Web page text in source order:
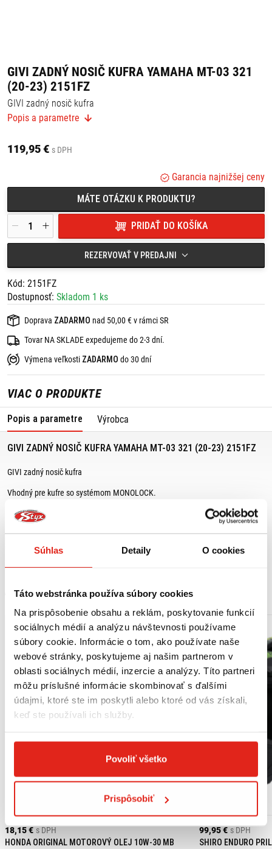
Súhlas Detaily O cookies
Táto webstránka používa súbory cookies
Na prispôsobenie obsahu a reklám, poskytovanie funkcií
sociálnych médií a analýzu návštevnosti používame
súbory cookie. Informácie o tom, ako používate naše
webové stránky, poskytujeme aj našim partnerom v
oblasti sociálnych médií, inzercie a analýzy. Títo partneri
môžu príslušné informácie skombinovať s ďalšími
údajmi, ktoré ste im poskytli alebo ktoré od vás získali,
keď ste používali ich služby.
Povoliť všetko
Prispôsobiť
GIVI ZADNÝ NOSIČ KUFRA YAMAHA MT-03 321
(20-23) 2151FZ
GIVI zadný nosič kufra
Vhodný pre kufre so systémom MONOLOCK.
Vhodné pre:
Popis a parametre
119,95 € s DPH
Garancia najnižšej ceny
MÁTE OTÁZKU K PRODUKTU?
PRIDAŤ DO KOŠÍKA
REZERVOVAŤ V PREDAJNI
Kód: 2151FZ
Dostupnosť: Skladom 1 ks
Doprava ZADARMO nad 50,00 € v rámci SR
Tovar NA SKLADE expedujeme do 2-3 dní.
Výmena veľkosti ZADARMO do 30 dní
VIAC O PRODUKTE
Popis a parametre Výrobca
GIVI ZADNÝ NOSIČ KUFRA YAMAHA MT-03 321 (20-23) 2151FZ
GIVI zadný nosič kufra
Vhodný pre kufre so systémom MONOLOCK.
Vhodné pre:
Yamaha MT-03 321 (20-23)
MOHLO BY SA VÁM PÁČIŤ
18,15 € s DPH
HONDA ORIGINAL MOTOROVÝ OLEJ 10W-30 MB
99,95 € s DPH
SHIRO ENDURO